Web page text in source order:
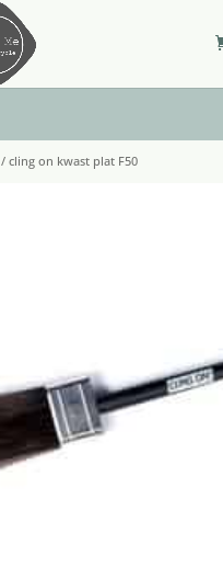
/ cling on kwast plat F50